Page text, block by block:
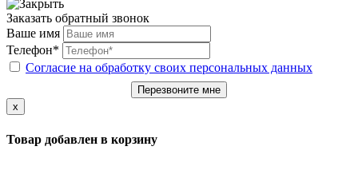
Заказать обратный звонок
Ваше имя
Телефон*
Согласие на обработку своих персональных данных
Перезвоните мне
x
Товар добавлен в корзину